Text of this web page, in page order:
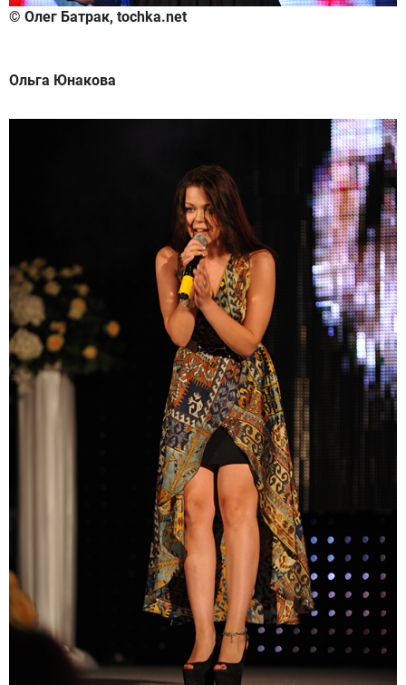
© Олег Батрак, tochka.net
Ольга Юнакова